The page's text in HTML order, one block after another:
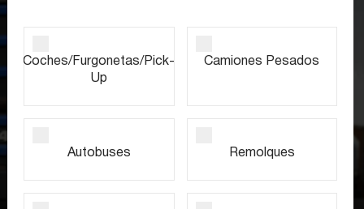
demostración
Coches/Furgonetas/Pick-
Up
Camiones Pesados
Autobuses Remolques